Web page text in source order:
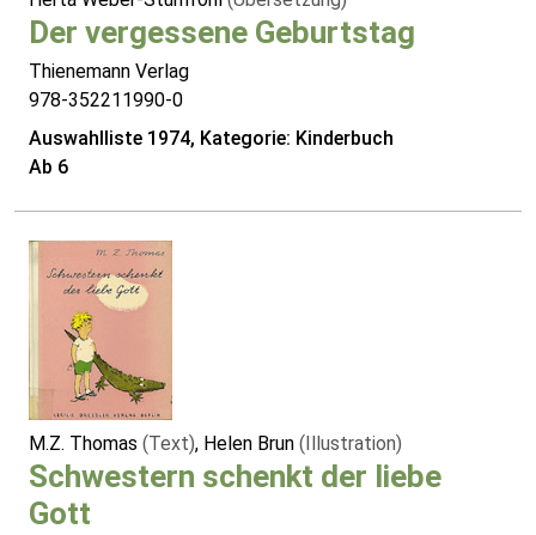
Der vergessene Geburtstag
Thienemann Verlag
978-352211990-0
Auswahlliste 1974, Kategorie: Kinderbuch
Ab 6
M.Z. Thomas (Text), Helen Brun (Illustration)
Schwestern schenkt der liebe
Gott